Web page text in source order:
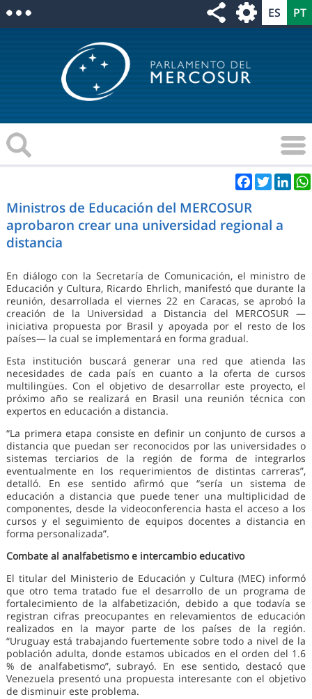
Facebook
Twitter
Ministros de Educación del MERCOSUR
aprobaron crear una universidad regional a
distancia
En diálogo con la Secretaría de Comunicación, el ministro de
Educación y Cultura, Ricardo Ehrlich, manifestó que durante la
reunión, desarrollada el viernes 22 en Caracas, se aprobó la
creación de la Universidad a Distancia del MERCOSUR —
iniciativa propuesta por Brasil y apoyada por el resto de los
países— la cual se implementará en forma gradual.
Esta institución buscará generar una red que atienda las
necesidades de cada país en cuanto a la oferta de cursos
multilingües. Con el objetivo de desarrollar este proyecto, el
próximo año se realizará en Brasil una reunión técnica con
expertos en educación a distancia.
“La primera etapa consiste en definir un conjunto de cursos a
distancia que puedan ser reconocidos por las universidades o
sistemas terciarios de la región de forma de integrarlos
eventualmente en los requerimientos de distintas carreras”,
detalló. En ese sentido afirmó que “sería un sistema de
educación a distancia que puede tener una multiplicidad de
componentes, desde la videoconferencia hasta el acceso a los
cursos y el seguimiento de equipos docentes a distancia en
forma personalizada”.
Combate al analfabetismo e intercambio educativo
El titular del Ministerio de Educación y Cultura (MEC) informó
que otro tema tratado fue el desarrollo de un programa de
fortalecimiento de la alfabetización, debido a que todavía se
registran cifras preocupantes en relevamientos de educación
realizados en la mayor parte de los países de la región.
“Uruguay está trabajando fuertemente sobre todo a nivel de la
población adulta, donde estamos ubicados en el orden del 1.6
% de analfabetismo”, subrayó. En ese sentido, destacó que
Venezuela presentó una propuesta interesante con el objetivo
de disminuir este problema.